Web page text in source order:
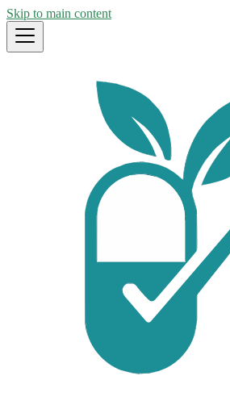
Skip to main content